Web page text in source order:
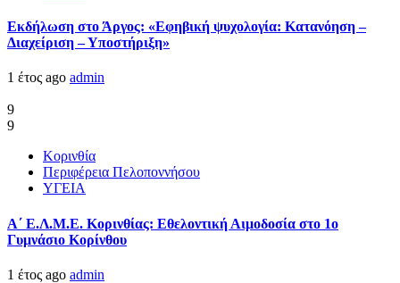
Εκδήλωση στο Άργος: «Εφηβική ψυχολογία: Κατανόηση –
Διαχείριση – Υποστήριξη»
1 έτος ago admin
9
9
Κορινθία
Περιφέρεια Πελοποννήσου
ΥΓΕΙΑ
Α΄ Ε.Λ.Μ.Ε. Κορινθίας: Εθελοντική Αιμοδοσία στο 1ο
Γυμνάσιο Κορίνθου
1 έτος ago admin